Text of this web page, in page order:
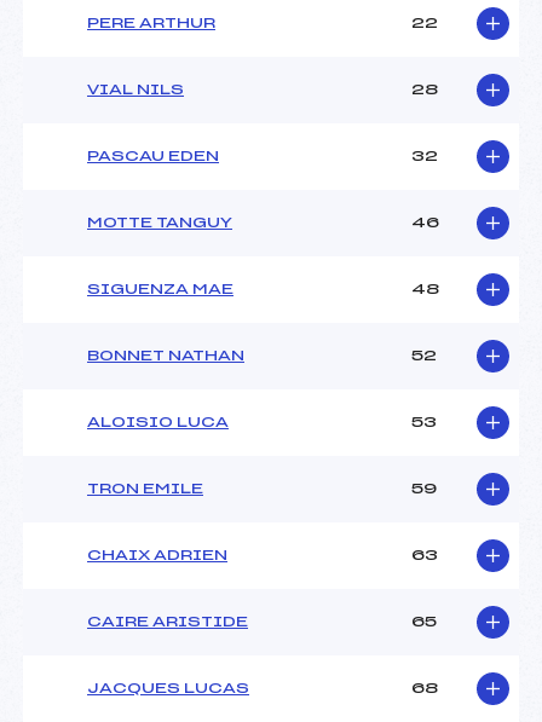
PERE ARTHUR 22
VIAL NILS 28
PASCAU EDEN 32
MOTTE TANGUY 46
SIGUENZA MAE 48
BONNET NATHAN 52
ALOISIO LUCA 53
TRON EMILE 59
CHAIX ADRIEN 63
CAIRE ARISTIDE 65
JACQUES LUCAS 68